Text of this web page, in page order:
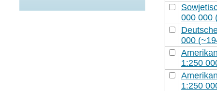
000 000
000
1:250
1:250